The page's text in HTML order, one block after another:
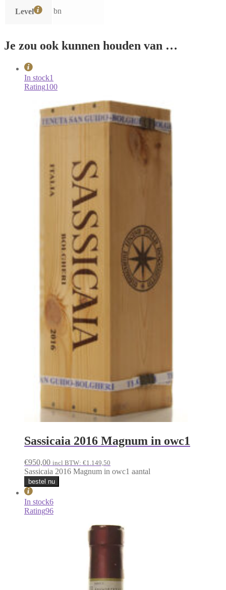
Level bn
Je zou ook kunnen houden van …
In stock1
Rating100
Sassicaia 2016 Magnum in owc1
€950,00 incl BTW: €1.149,50
Sassicaia 2016 Magnum in owc1 aantal
bestel nu
In stock6
Rating96